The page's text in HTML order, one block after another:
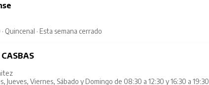
Quincenal · Esta semana cerrado
Jueves, Viernes, Sábado y Domingo de 08:30 a 12:30 y 16:30 a 19:30